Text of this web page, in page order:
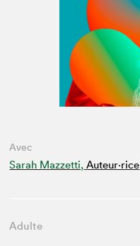
Avec
Sarah Mazzetti, Auteur·rice
Adulte